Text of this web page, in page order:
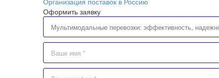
Оформить заявку